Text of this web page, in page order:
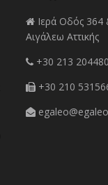
Ιερά Οδός
Αιγάλεω Αττικής
+30 213
+30 210